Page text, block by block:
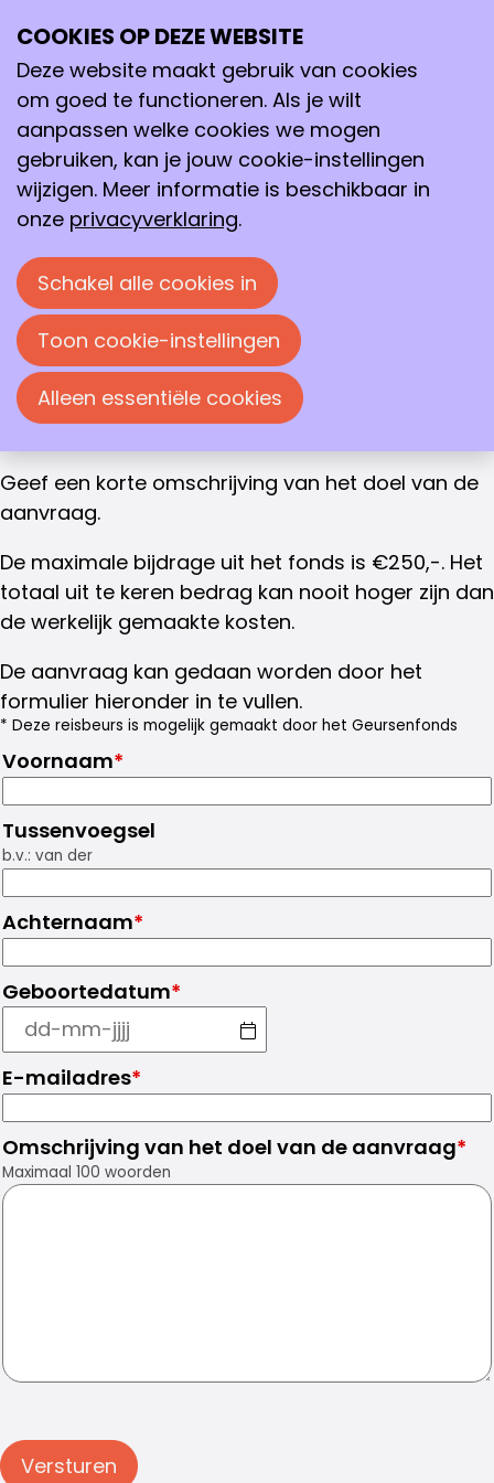
Aanvraag reisbeurs ECC10
Om in aanmerking te komen voor een ECC10-
reisbeurs dien je aan de volgende voorwaarden
te voldoen:
minstens twee jaar betalend lid van de KNCV
en
studerend (laatste fase
hbo/universiteit), PhD-student of
werkend in de (bio)chemie/chemische
technologie;
niet eerder een bijdrage uit het fonds
ontvangen;
jonger dan 36 jaar.
Geef een korte omschrijving van het doel van de
aanvraag.
De maximale bijdrage uit het fonds is €250,-. Het
totaal uit te keren bedrag kan nooit hoger zijn dan
de werkelijk gemaakte kosten.
De aanvraag kan gedaan worden door het
formulier hieronder in te vullen.
* Deze reisbeurs is mogelijk gemaakt door het Geursenfonds
Voornaam*
Tussenvoegsel
b.v.: van der
Achternaam*
Geboortedatum*
E-mailadres*
Omschrijving van het doel van de aanvraag*
Maximaal 100 woorden
Versturen
COOKIES OP DEZE WEBSITE
Deze website maakt gebruik van cookies
om goed te functioneren. Als je wilt
aanpassen welke cookies we mogen
gebruiken, kan je jouw cookie-instellingen
wijzigen. Meer informatie is beschikbaar in
onze privacyverklaring.
Schakel alle cookies in
Toon cookie-instellingen
Alleen essentiële cookies